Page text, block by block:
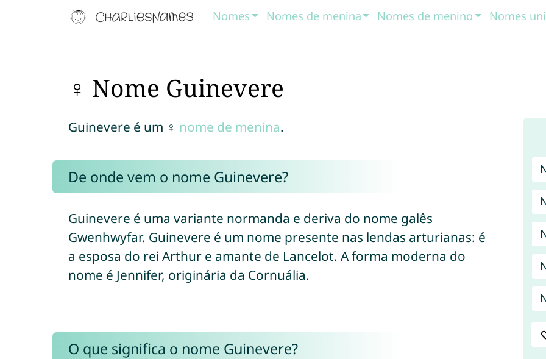
Nomes Nomes de menina Nomes de menino Nomes
♀ Nome Guinevere
Guinevere é um ♀ nome de menina.
De onde vem o nome Guinevere?
Guinevere é uma variante normanda e deriva do nome galês
Gwenhwyfar. Guinevere é um nome presente nas lendas arturianas: é
a esposa do rei Arthur e amante de Lancelot. A forma moderna do
nome é Jennifer, originária da Cornuália.
O que significa o nome Guinevere?